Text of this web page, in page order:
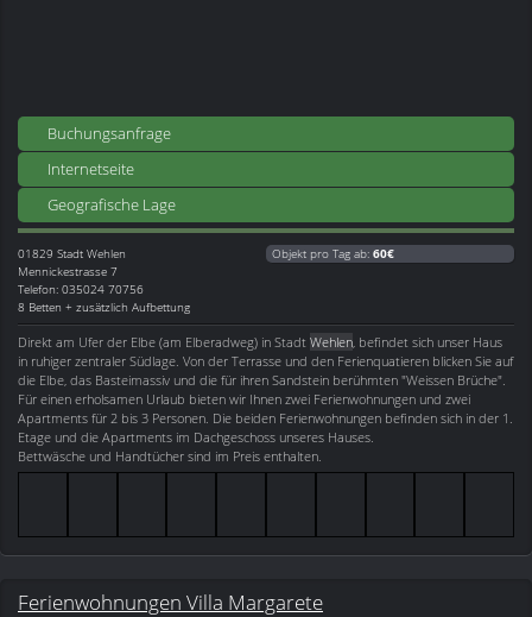
Buchungsanfrage
Internetseite
Geografische Lage
01829 Stadt Wehlen
Mennickestrasse 7
Telefon: 035024 70756
8 Betten + zusätzlich Aufbettung
Objekt pro Tag ab: 60€
Direkt am Ufer der Elbe (am Elberadweg) in Stadt Wehlen , befindet sich unser Haus
in ruhiger zentraler Südlage. Von der Terrasse und den Ferienquatieren blicken Sie auf
die Elbe, das Basteimassiv und die für ihren Sandstein berühmten "Weissen Brüche".
Für einen erholsamen Urlaub bieten wir Ihnen zwei Ferienwohnungen und zwei
Apartments für 2 bis 3 Personen. Die beiden Ferienwohnungen befinden sich in der 1.
Etage und die Apartments im Dachgeschoss unseres Hauses.
Bettwäsche und Handtücher sind im Preis enthalten.
Ferienwohnungen Villa Margarete